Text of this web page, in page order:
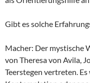
Gibt es solche
Macher: Der mystische
von Theresa von Avila,
Teerstegen vertreten.